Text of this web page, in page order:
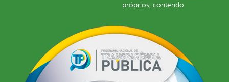
próprios, contendo